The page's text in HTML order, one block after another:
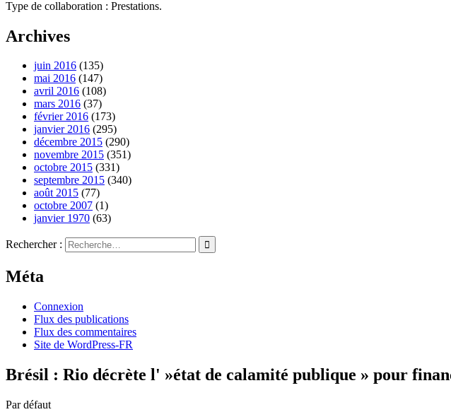
Type de collaboration : Prestations.
Archives
juin 2016 (135)
mai 2016 (147)
avril 2016 (108)
mars 2016 (37)
février 2016 (173)
janvier 2016 (295)
décembre 2015 (290)
novembre 2015 (351)
octobre 2015 (331)
septembre 2015 (340)
août 2015 (77)
octobre 2007 (1)
janvier 1970 (63)
Rechercher :
Méta
Connexion
Flux des publications
Flux des commentaires
Site de WordPress-FR
Brésil : Rio décrète l' »état de calamité publique » pour
Par défaut